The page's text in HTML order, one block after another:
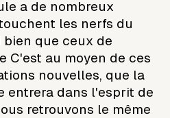
a de nombreux
les nerfs du
que ceux de
C'est au moyen de ces
nouvelles, que la
entrera dans l'esprit de
retrouvons le même